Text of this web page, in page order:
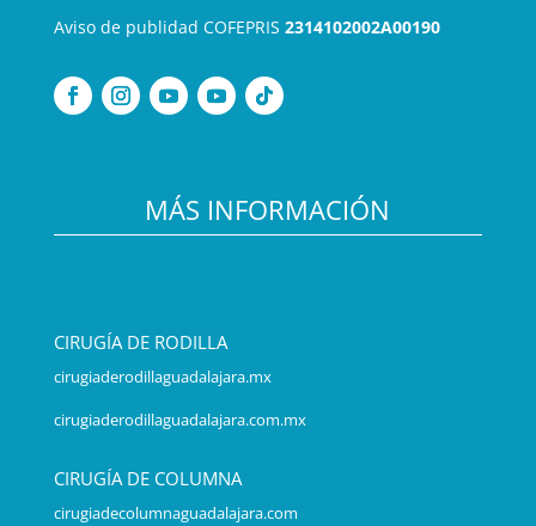
Aviso de publidad COFEPRIS 2314102002A00190
MÁS INFORMACIÓN
CIRUGÍA DE RODILLA
cirugiaderodillaguadalajara.mx
cirugiaderodillaguadalajara.com.mx
CIRUGÍA DE COLUMNA
cirugiadecolumnaguadalajara.com